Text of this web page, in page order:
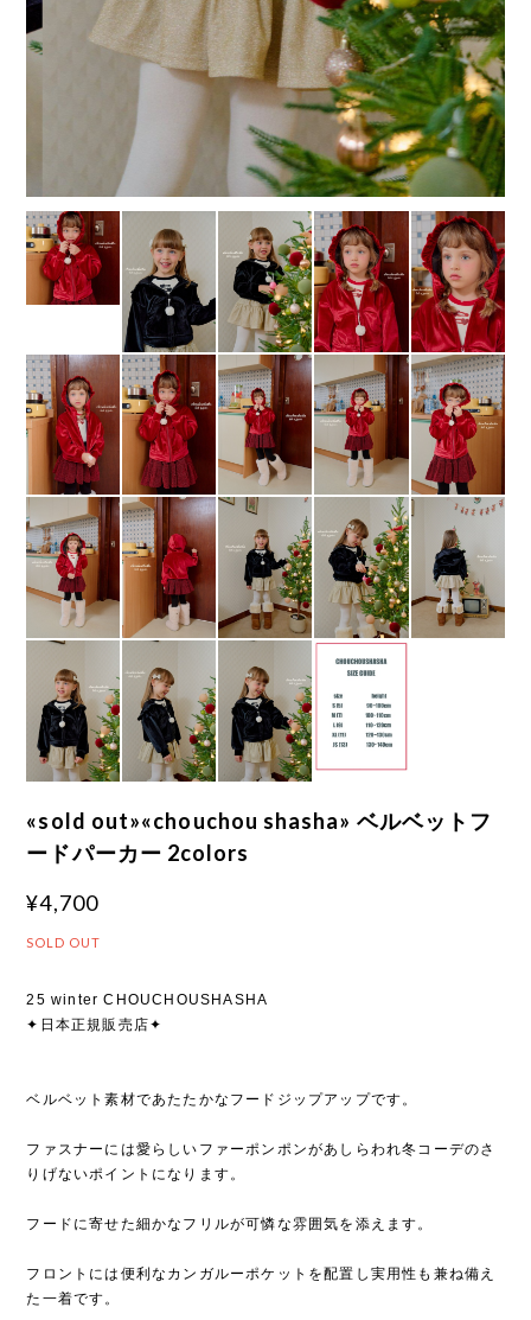
«sold out»«chouchou shasha» ベルベットフ
ードパーカー 2colors
¥4,700
SOLD OUT
25 winter CHOUCHOUSHASHA
✦日本正規販売店✦
ベルベット素材であたたかなフードジップアップです。
ファスナーには愛らしいファーポンポンがあしらわれ冬コーデのさ
りげないポイントになります。
フードに寄せた細かなフリルが可憐な雰囲気を添えます。
フロントには便利なカンガルーポケットを配置し実用性も兼ね備え
た一着です。